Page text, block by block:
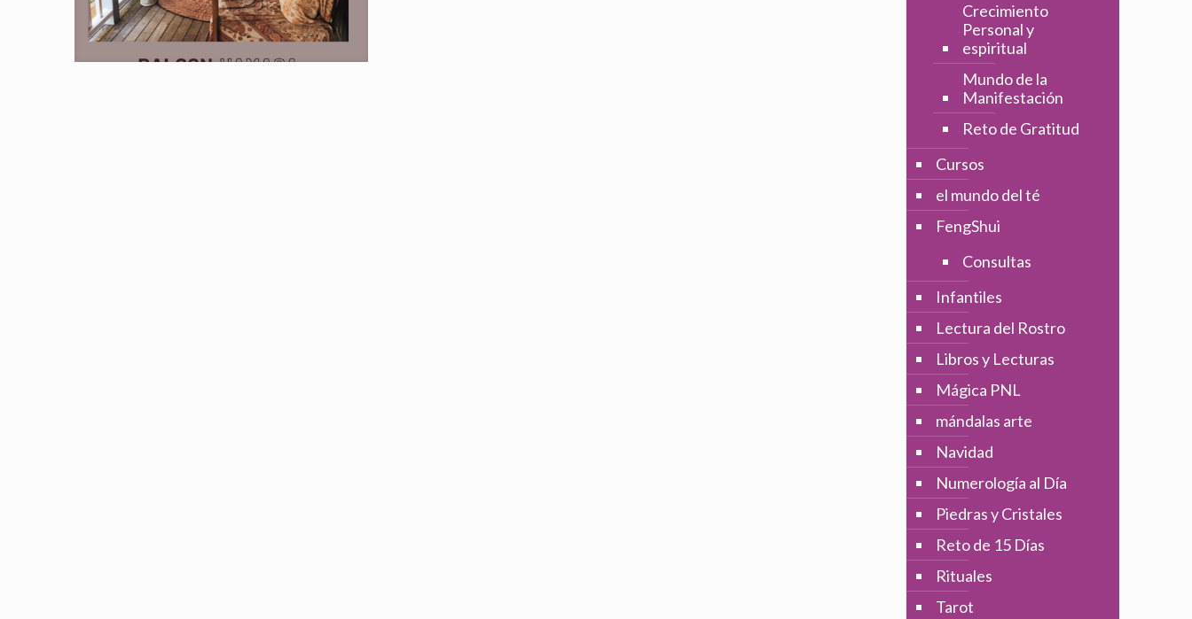
Crecimiento
Personal y
espiritual
Mundo de la
Manifestación
Reto de Gratitud
Cursos
el mundo del té
FengShui
Consultas
Infantiles
Lectura del Rostro
Libros y Lecturas
Mágica PNL
mándalas arte
Navidad
Numerología al Día
Piedras y Cristales
Reto de 15 Días
Rituales
Tarot